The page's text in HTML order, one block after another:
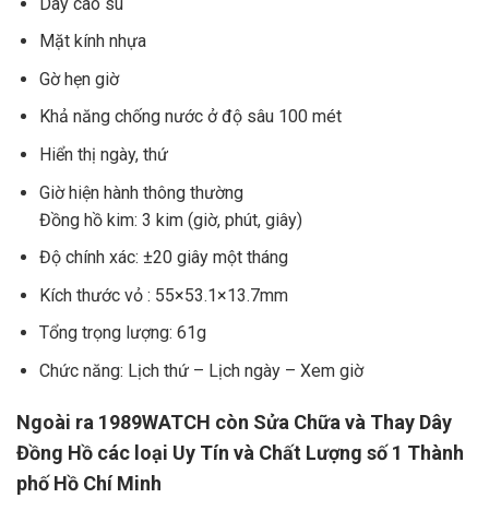
Mặt kính nhựa
Gờ hẹn giờ
Khả năng chống nước ở độ sâu 100 mét
Hiển thị ngày, thứ
Giờ hiện hành thông thường
Đồng hồ kim: 3 kim (giờ, phút, giây)
Độ chính xác: ±20 giây một tháng
Kích thước vỏ : 55×53.1×13.7mm
Tổng trọng lượng: 61g
Chức năng: Lịch thứ – Lịch ngày – Xem giờ
Ngoài ra 1989WATCH còn Sửa Chữa và Thay Dây
Đồng Hồ các loại Uy Tín và Chất Lượng số 1 Thành
phố Hồ Chí Minh